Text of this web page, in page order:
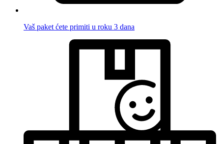
Vaš paket ćete primiti u roku 3 dana